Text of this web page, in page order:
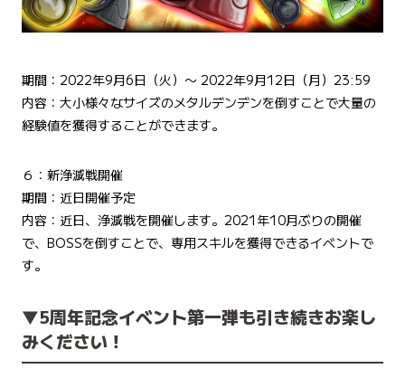
期間：2022年9月6日（火）〜 2022年9月12日（月）23:59
内容：大小様々なサイズのメタルデンデンを倒すことで大量の
経験値を獲得することができます。
６：新浄滅戦開催
期間：近日開催予定
内容：近日、浄滅戦を開催します。2021年10月ぶりの開催
で、BOSSを倒すことで、専用スキルを獲得できるイベントで
す。
▼5周年記念イベント第一弾も引き続きお楽し
みください！